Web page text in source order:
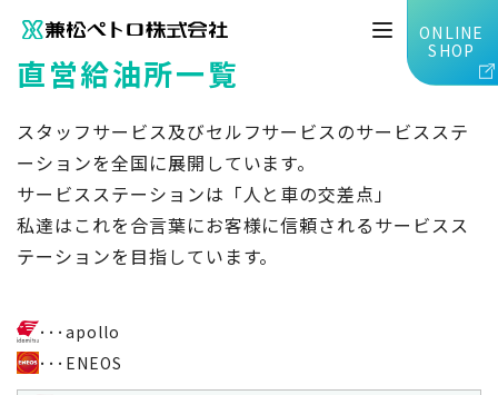
ONLINE
SHOP
TOP 企業情報 事業所一覧
直営給油所一覧
スタッフサービス及びセルフサービスのサービスステ
ーションを全国に展開しています。
サービスステーションは「人と車の交差点」
私達はこれを合言葉にお客様に信頼されるサービスス
テーションを目指しています。
･･･apollo
･･･ENEOS